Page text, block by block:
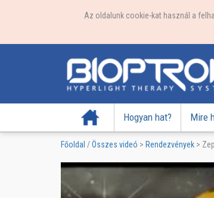
Az oldalunk cookie-kat használ a
Főoldal Hogyan hat? Mire
Főoldal /Összes videó > Rendezvények >